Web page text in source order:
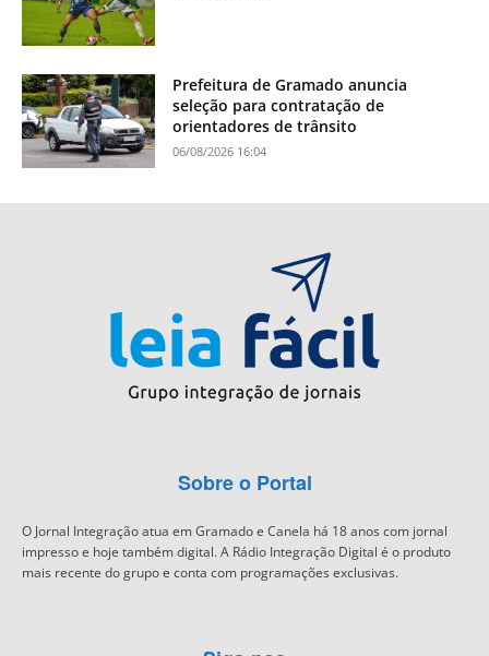
Prefeitura de Gramado anuncia
seleção para contratação de
orientadores de trânsito
06/08/2026 16:04
Sobre o Portal
O Jornal Integração atua em Gramado e Canela há 18 anos com jornal
impresso e hoje também digital. A Rádio Integração Digital é o produto
mais recente do grupo e conta com programações exclusivas.